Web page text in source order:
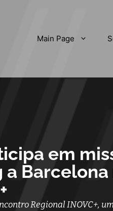
Main Page
em
Regional INOVC+,